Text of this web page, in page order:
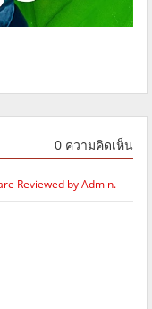
0 ความคิดเห็น
Reviewed by Admin.